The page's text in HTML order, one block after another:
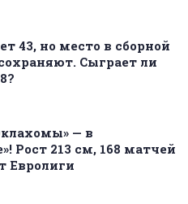
43, но место в сборной
Сыграет ли
— в
Рост 213 см, 168 матчей
Евролиги